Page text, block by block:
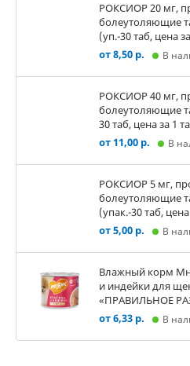
РОКСИОР 20 мг,
болеутоляющие
(уп.-30 таб, цена
от 8,50 р.
В
РОКСИОР 40 мг,
болеутоляющие
30 таб, цена за 1
от 11,00 р.
В
РОКСИОР 5 мг,
болеутоляющие
(упак.-30 таб,
от 5,00 р.
В
Влажный корм
и индейки для
«ПРАВИЛЬНОЕ
от 6,33 р.
В